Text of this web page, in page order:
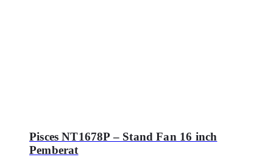
Pisces NT1678P – Stand Fan 16 inch
Pemberat